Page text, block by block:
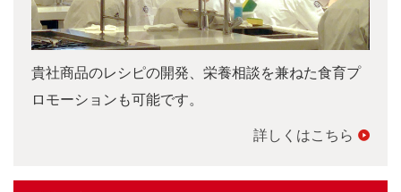
貴社商品のレシピの開発、栄養相談を兼ねた食育プ
ロモーションも可能です。
詳しくはこちら